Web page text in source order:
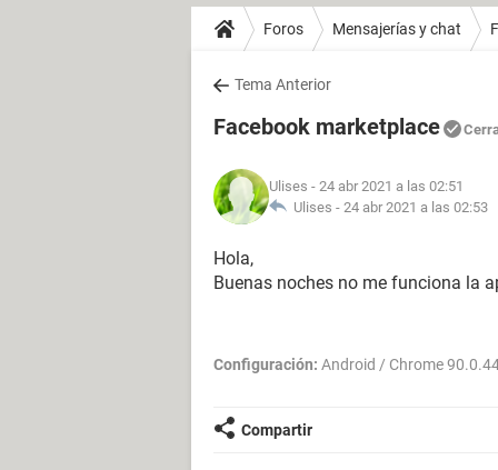
Foros Mensajerías y chat
Tema Anterior
Facebook marketplace
Ulises - 24 abr 2021 a las 02:51
Ulises - 24 abr 2021 a las 02:53
Hola,
Buenas noches no me funciona la
Configuración: Android / Chrome
Compartir